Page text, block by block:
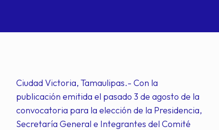
Ciudad Victoria, Tamaulipas.- Con la
publicación emitida el pasado 3 de agosto de la
convocatoria para la elección de la Presidencia,
Secretaría General e Integrantes del Comité